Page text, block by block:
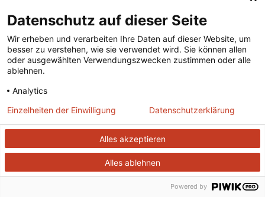
September 2012
April 2012
Januar 2011
Mai 2000
September 1998
November 1993
Juni 1992
August 1989
Mai 1985
Datenschutz auf dieser Seite
Wir erheben und verarbeiten Ihre Daten auf dieser Website, um
besser zu verstehen, wie sie verwendet wird. Sie können allen
oder ausgewählten Verwendungszwecken zustimmen oder alle
ablehnen.
Analytics
Alles akzeptieren
Alles ablehnen
Einzelheiten der Einwilligung Datenschutzerklärung
Powered by